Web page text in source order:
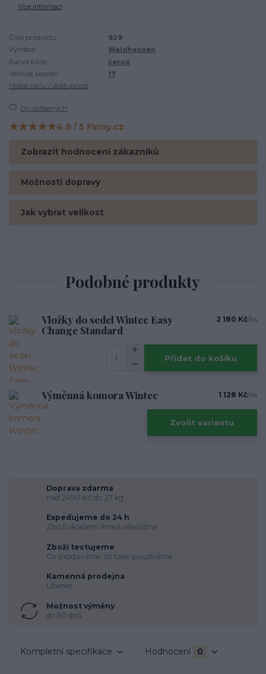
Více informací
Číslo produktu:
929
Výrobce:
Waldhausen
Barva kůže:
černá
Velikost posedlí:
17
Hlídat cenu / dostupnost
Do oblíbených
Hodnocení na Firmy.cz
★★★★★4.9 / 5 Firmy.cz
Zobrazit hodnocení zákazníků
Možnosti dopravy
Jak vybrat velikost
Podobné produkty
Vložky do sedel Wintec Easy
Change Standard
2 180 Kč/ks
Přidat do košíku
Výměnná komora Wintec 1 128 Kč/ks
Zvolit variantu
Doprava zdarma
nad 2490 Kč do 27 kg
Expedujeme do 24 h
Zboží skladem ihned odesíláme
Zboží testujeme
Co prodáváme, to také používáme
Kamenná prodejna
Liberec
Možnost výměny
do 30 dnů
Kompletní specifikace Hodnocení 0